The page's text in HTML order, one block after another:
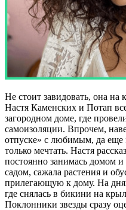
Не стоит завидовать, она на
Настя Каменских и Потап
загородном доме, где
самоизоляции. Впрочем,
отпуске» с любимым, да
только мечтать. Настя
постоянно занимась домом
садом, сажала растения и
прилегающую к дому. На
где снялась в бикини на
Поклонники звезды сразу